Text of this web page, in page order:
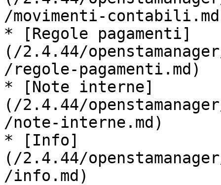
/movimenti-
* [Regole pagamenti]
(/2.4.44/
/regole-pagamenti.md)
* [Note interne]
(/2.4.44/
/note-interne.md)
* [Info]
(/2.4.44/
/info.md)